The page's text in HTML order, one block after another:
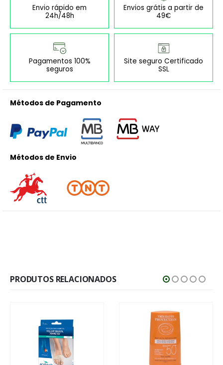
Envio rápido em
24h/48h
Envios grátis a partir de
49€
Pagamentos 100%
seguros
Site seguro Certificado
SSL
Métodos de Pagamento
Métodos de Envio
PRODUTOS RELACIONADOS